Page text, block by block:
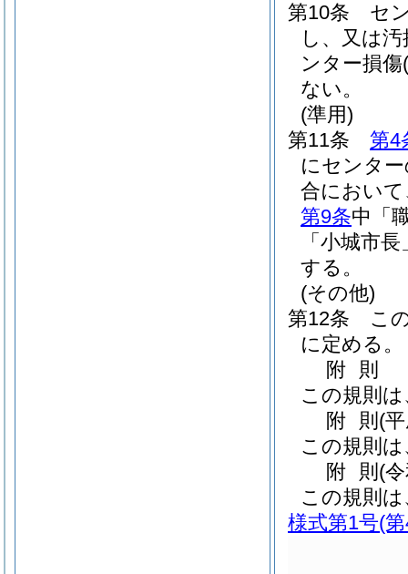
第10条
セ
し、又は
ンター損傷
ない。
(準用)
第11条
第4
にセンタ
合において
第9条中「
「小城市
する。
(その他)
第12条
こ
に定める。
附 則
この規則
附 則 (
この規則
附 則 (
この規則
様式第1号(